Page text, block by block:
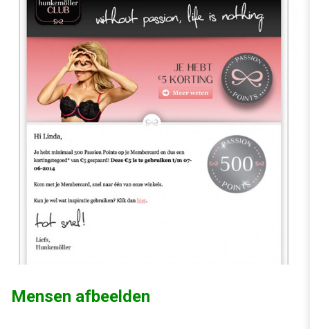
Mensen afbeelden